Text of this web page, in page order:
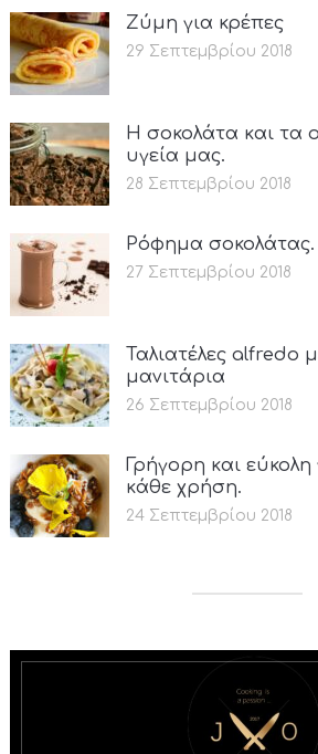
Ζύμη για κρέπες
29 Σεπτεμβρίου 2018
Η σοκολάτα και τα
υγεία μας.
28 Σεπτεμβρίου 2018
Ρόφημα σοκολάτας.
27 Σεπτεμβρίου 2018
Ταλιατέλες alfredo
μανιτάρια
26 Σεπτεμβρίου 2018
Γρήγορη και εύκολη
κάθε χρήση.
24 Σεπτεμβρίου 2018